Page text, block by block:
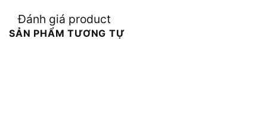
Đánh giá product
SẢN PHẨM TƯƠNG TỰ